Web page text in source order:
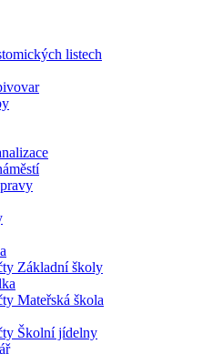
listech
Základní školy
Mateřská škola
Školní jídelny